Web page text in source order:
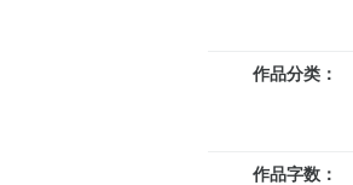
作品分类：
作品字数：